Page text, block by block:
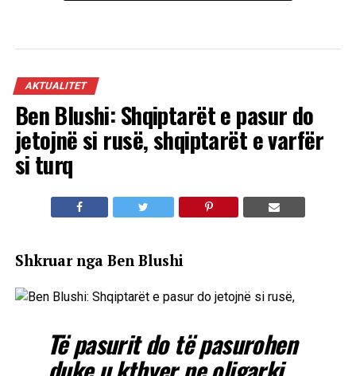
AKTUALITET
Ben Blushi: Shqiptarët e pasur do
jetojnë si rusë, shqiptarët e varfër
si turq
Shkruar nga Ben Blushi
Të pasurit do të pasurohen